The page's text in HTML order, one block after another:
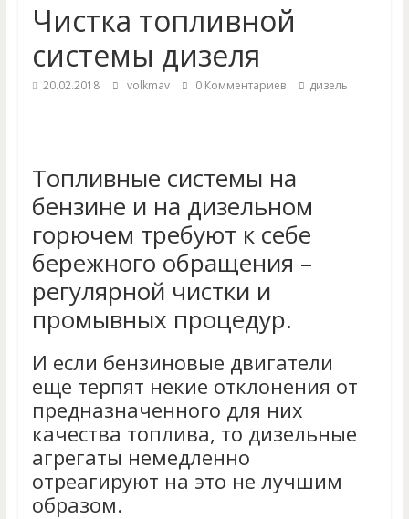
Чистка топливной
системы дизеля
20.02.2018 volkmav 0 Комментариев дизель
Топливные системы на
бензине и на дизельном
горючем требуют к себе
бережного обращения –
регулярной чистки и
промывных процедур.
И если бензиновые двигатели
еще терпят некие отклонения от
предназначенного для них
качества топлива, то дизельные
агрегаты немедленно
отреагируют на это не лучшим
образом.